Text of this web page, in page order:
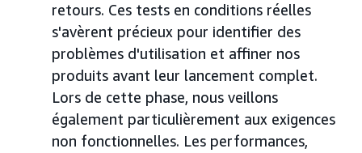
retours. Ces tests en conditions réelles
s'avèrent précieux pour identifier des
problèmes d'utilisation et affiner nos
produits avant leur lancement complet.
Lors de cette phase, nous veillons
également particulièrement aux exigences
non fonctionnelles. Les performances,